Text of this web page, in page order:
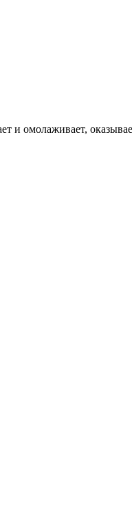
и омолаживает,